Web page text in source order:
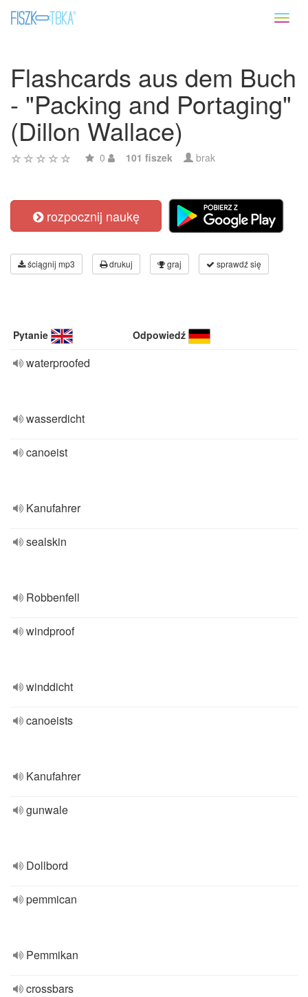
Flashcards aus dem Buch
- "Packing and Portaging"
(Dillon Wallace)
0 101 fiszek brak
rozpocznij naukę
ściągnij mp3 drukuj graj sprawdź się
Pytanie Odpowiedź
waterproofed
wasserdicht
canoeist
Kanufahrer
sealskin
Robbenfell
windproof
winddicht
canoeists
Kanufahrer
gunwale
Dollbord
pemmican
Pemmikan
crossbars